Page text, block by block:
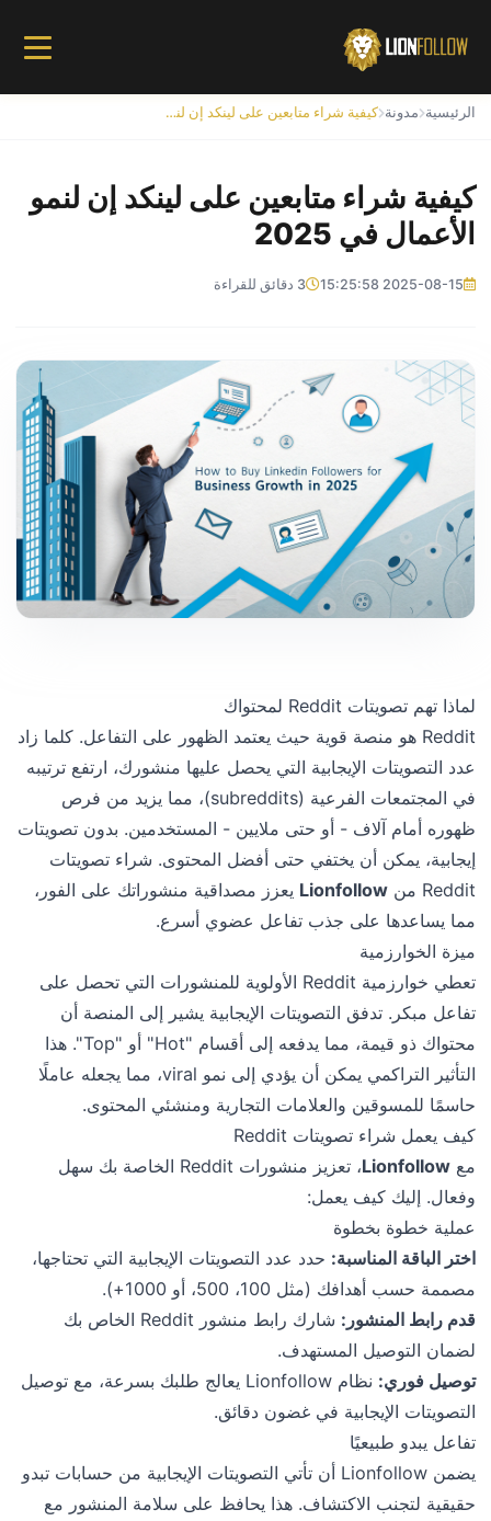
الرئيسية مدونة كيفية شراء متابعين على لينكد إن لنمو الأعمال في 2025
كيفية شراء متابعين على لينكد إن لنمو
الأعمال في 2025
2025-08-15 15:25:58 3 دقائق للقراءة
لماذا تهم تصويتات Reddit لمحتواك
Reddit هو منصة قوية حيث يعتمد الظهور على التفاعل. كلما زاد
عدد التصويتات الإيجابية التي يحصل عليها منشورك، ارتفع ترتيبه
في المجتمعات الفرعية (subreddits)، مما يزيد من فرص
ظهوره أمام آلاف - أو حتى ملايين - المستخدمين. بدون تصويتات
إيجابية، يمكن أن يختفي حتى أفضل المحتوى. شراء تصويتات
Reddit من
Lionfollow يعزز مصداقية منشوراتك على الفور،
مما يساعدها على جذب تفاعل عضوي أسرع.
ميزة الخوارزمية
تعطي خوارزمية Reddit الأولوية للمنشورات التي تحصل على
تفاعل مبكر. تدفق التصويتات الإيجابية يشير إلى المنصة أن
محتواك ذو قيمة، مما يدفعه إلى أقسام "Hot" أو "Top". هذا
التأثير التراكمي يمكن أن يؤدي إلى نمو viral، مما يجعله عاملًا
حاسمًا للمسوقين والعلامات التجارية ومنشئي المحتوى.
كيف يعمل شراء تصويتات Reddit
معLionfollow
، تعزيز منشورات Reddit الخاصة بك سهل
وفعال. إليك كيف يعمل:
عملية خطوة بخطوة
اختر الباقة المناسبة: حدد عدد التصويتات الإيجابية التي تحتاجها،
مصممة حسب أهدافك (مثل 100، 500، أو 1000+).
قدم رابط المنشور:
شارك رابط منشور Reddit الخاص بك
لضمان التوصيل المستهدف.
توصيل فوري:
نظام Lionfollow يعالج طلبك بسرعة، مع توصيل
التصويتات الإيجابية في غضون دقائق.
تفاعل يبدو طبيعيًا
يضمن Lionfollow أن تأتي التصويتات الإيجابية من حسابات تبدو
حقيقية لتجنب الاكتشاف. هذا يحافظ على سلامة المنشور مع